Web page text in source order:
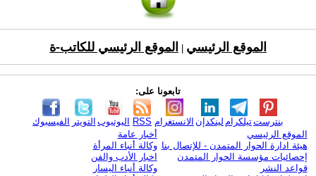
الموقع الرئيسي الموقع الرئيسي للكاتب-ة
تابعونا على:
الفيسبوك التويتر اليوتيوب RSS الانستغرام لينكدإن تيلكرامبنترست
الموقع الرئيسي
هيئة ادارة الحوار المتمدن - للإتصال بنا
إحصائيات مؤسسة الحوار المتمدن
قواعد النشر
أخبار عامة
وكالة أنباء المرأة
اخبار الأدب والفن
وكالة أنباء اليسار